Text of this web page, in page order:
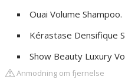
Ouai Volume Shampoo.
Kérastase Densifique
Show Beauty Luxury
Anmodning om fjernelse